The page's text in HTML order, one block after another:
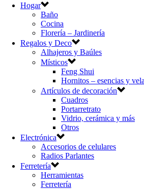
Hogar
Baño
Cocina
Florería – Jardinería
Regalos y Deco
Alhajeros y Baúles
Místicos
Feng Shui
Hornitos – esencias y
Artículos de decoración
Cuadros
Portarretrato
Vidrio, cerámica y más
Otros
Electrónica
Accesorios de celulares
Radios Parlantes
Ferretería
Herramientas
Ferretería